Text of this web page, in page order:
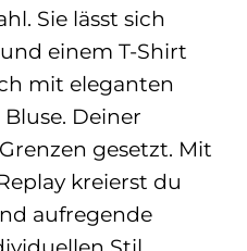
Sie lässt sich
einem T-Shirt
mit eleganten
Deiner
gesetzt. Mit
kreierst du
aufregende